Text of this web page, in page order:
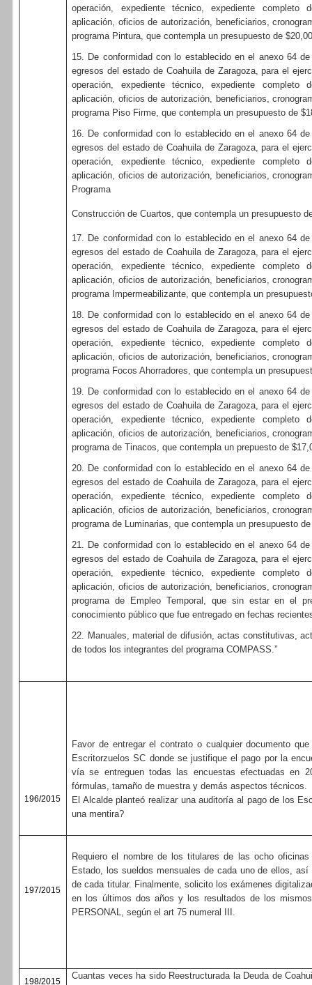
operación, expediente técnico, expediente completo
aplicación, oficios de autorización, beneficiarios,
programa Pintura, que contempla un presupuesto de
15. De conformidad con lo establecido en el anexo 64
egresos del estado de Coahuila de Zaragoza, para el
operación, expediente técnico, expediente completo
aplicación, oficios de autorización, beneficiarios,
programa Piso Firme, que contempla un presupuesto de
16. De conformidad con lo establecido en el anexo 64
egresos del estado de Coahuila de Zaragoza, para el
operación, expediente técnico, expediente completo
aplicación, oficios de autorización, beneficiarios,
Programa
Construcción de Cuartos, que contempla un presupuesto
17. De conformidad con lo establecido en el anexo 64
egresos del estado de Coahuila de Zaragoza, para el
operación, expediente técnico, expediente completo
aplicación, oficios de autorización, beneficiarios,
programa Impermeabilizante, que contempla un
18. De conformidad con lo establecido en el anexo 64
egresos del estado de Coahuila de Zaragoza, para el
operación, expediente técnico, expediente completo
aplicación, oficios de autorización, beneficiarios,
programa Focos Ahorradores, que contempla un
19. De conformidad con lo establecido en el anexo 64
egresos del estado de Coahuila de Zaragoza, para el
operación, expediente técnico, expediente completo
aplicación, oficios de autorización, beneficiarios,
programa de Tinacos, que contempla un prepuesto de
20. De conformidad con lo establecido en el anexo 64
egresos del estado de Coahuila de Zaragoza, para el
operación, expediente técnico, expediente completo
aplicación, oficios de autorización, beneficiarios,
programa de Luminarias, que contempla un presupuesto
21. De conformidad con lo establecido en el anexo 64
egresos del estado de Coahuila de Zaragoza, para el
operación, expediente técnico, expediente completo
aplicación, oficios de autorización, beneficiarios,
programa de Empleo Temporal, que sin estar en el
conocimiento público que fue entregado en fechas
22. Manuales, material de difusión, actas constitutivas,
de todos los integrantes del programa COMPASS.”
196/2015
Favor de entregar el contrato o cualquier documento
Escritorzuelos SC donde se justifique el pago por la
vía se entreguen todas las encuestas efectuadas en
fórmulas, tamaño de muestra y demás aspectos técnicos.
El Alcalde planteó realizar una auditoría al pago de los
una mentira?
197/2015
Requiero el nombre de los titulares de las ocho
Estado, los sueldos mensuales de cada uno de ellos,
de cada titular. Finalmente, solicito los exámenes
en los últimos dos años y los resultados de los
PERSONAL, según el art 75 numeral III.
198/2015
Cuantas veces ha sido Reestructurada la Deuda de